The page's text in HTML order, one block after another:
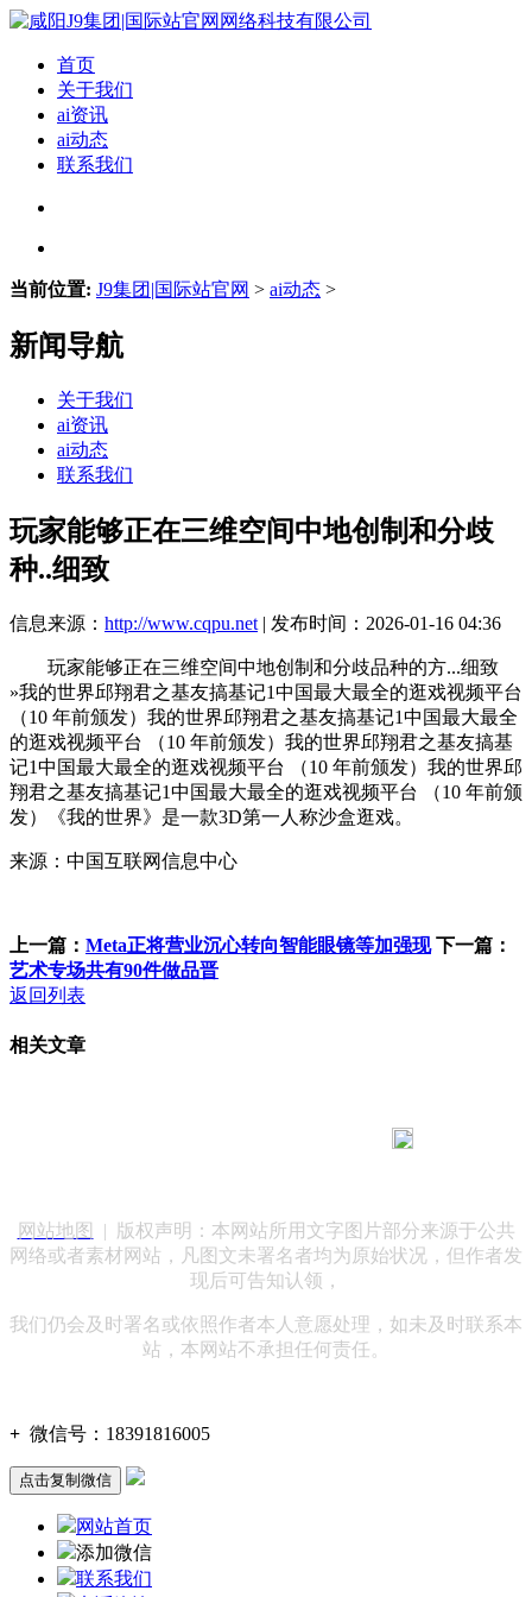
首页
关于我们
ai资讯
ai动态
联系我们
当前位置: J9集团|国际站官网 > ai动态 >
新闻导航
关于我们
ai资讯
ai动态
联系我们
玩家能够正在三维空间中地创制和分歧
种..细致
信息来源： http://www.cqpu.net | 发布时间：2026-01-16 04:36
玩家能够正在三维空间中地创制和分歧品种的方...细致
»我的世界邱翔君之基友搞基记1中国最大最全的逛戏视频平台
（10 年前颁发）我的世界邱翔君之基友搞基记1中国最大最全
的逛戏视频平台 （10 年前颁发）我的世界邱翔君之基友搞基
记1中国最大最全的逛戏视频平台 （10 年前颁发）我的世界邱
翔君之基友搞基记1中国最大最全的逛戏视频平台 （10 年前颁
发）《我的世界》是一款3D第一人称沙盒逛戏。
来源：中国互联网信息中心
上一篇： Meta正将营业沉心转向智能眼镜等加强现 下一篇：
艺术专场共有90件做品晋
返回列表
相关文章
网站地图
| 版权声明：本网站所用文字图片部分来源于公共
网络或者素材网站，凡图文未署名者均为原始状况，但作者发
现后可告知认领，
我们仍会及时署名或依照作者本人意愿处理，如未及时联系本
站，本网站不承担任何责任。
+ 微信号： 18391816005
点击复制微信
网站首页
添加微信
联系我们